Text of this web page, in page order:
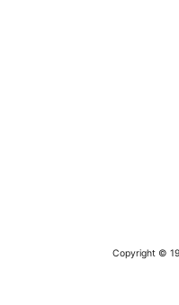
Copyright ©